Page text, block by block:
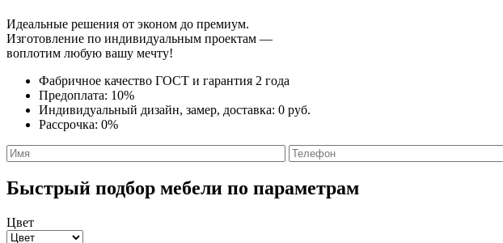
Идеальные решения от эконом до премиум.
Изготовление по индивидуальным проектам —
воплотим любую вашу мечту!
Фабричное качество ГОСТ и гарантия 2 года
Предоплата: 10%
Индивидуальный дизайн, замер, доставка: 0 руб.
Рассрочка: 0%
Быстрый подбор мебели по параметрам
Цвет